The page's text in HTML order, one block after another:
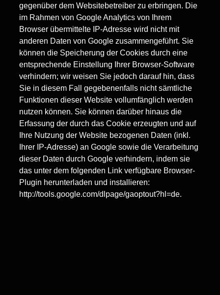
gegenüber dem Websitebetreiber zu erbringen. Die
im Rahmen von Google Analytics von Ihrem
Browser übermittelte IP-Adresse wird nicht mit
anderen Daten von Google zusammengeführt. Sie
können die Speicherung der Cookies durch eine
entsprechende Einstellung Ihrer Browser-Software
verhindern; wir weisen Sie jedoch darauf hin, dass
Sie in diesem Fall gegebenenfalls nicht sämtliche
Funktionen dieser Website vollumfänglich werden
nutzen können. Sie können darüber hinaus die
Erfassung der durch das Cookie erzeugten und auf
Ihre Nutzung der Website bezogenen Daten (inkl.
Ihrer IP-Adresse) an Google sowie die Verarbeitung
dieser Daten durch Google verhindern, indem sie
das unter dem folgenden Link verfügbare Browser-
Plugin herunterladen und installieren:
http://tools.google.com/dlpage/gaoptout?hl=de.